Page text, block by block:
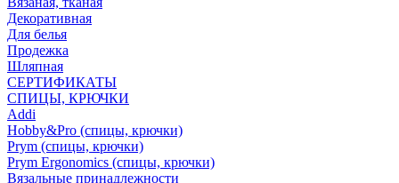
Декоративная
Для белья
Продежка
Шляпная
СЕРТИФИКАТЫ
СПИЦЫ, КРЮЧКИ
Addi
Hobby&Pro (спицы, крючки)
Prym (спицы, крючки)
Prym Ergonomics (спицы, крючки)
Вязальные принадлежности